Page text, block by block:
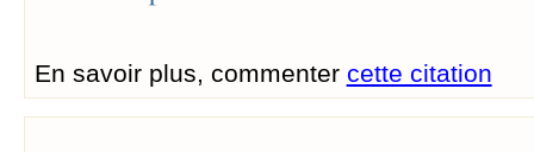
En savoir plus, commenter cette citation